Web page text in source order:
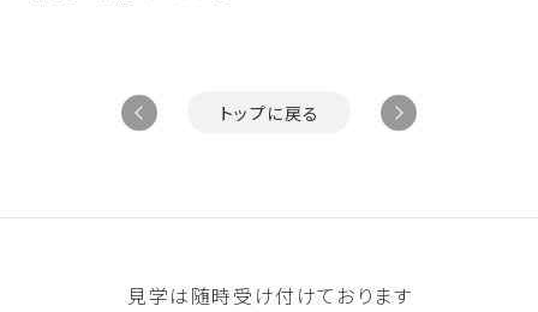
トップに戻る
見学は随時受け付けております